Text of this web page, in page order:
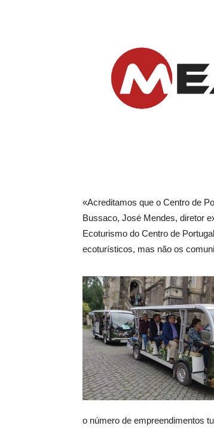
«Acreditamos que o Centro de
Bussaco, José Mendes, diretor
Ecoturismo do Centro de
ecoturísticos, mas não os
o número de empreendimentos